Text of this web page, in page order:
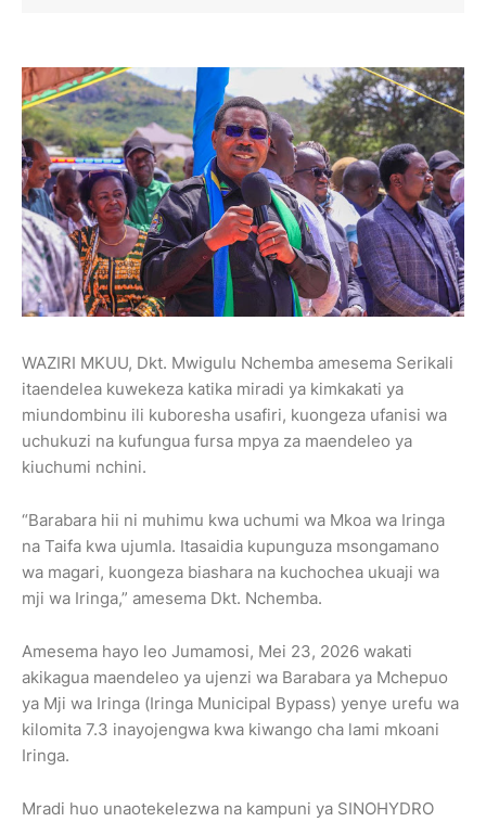
WAZIRI MKUU, Dkt. Mwigulu Nchemba amesema Serikali
itaendelea kuwekeza katika miradi ya kimkakati ya
miundombinu ili kuboresha usafiri, kuongeza ufanisi wa
uchukuzi na kufungua fursa mpya za maendeleo ya
kiuchumi nchini.
“Barabara hii ni muhimu kwa uchumi wa Mkoa wa Iringa
na Taifa kwa ujumla. Itasaidia kupunguza msongamano
wa magari, kuongeza biashara na kuchochea ukuaji wa
mji wa Iringa,” amesema Dkt. Nchemba.
Amesema hayo leo Jumamosi, Mei 23, 2026 wakati
akikagua maendeleo ya ujenzi wa Barabara ya Mchepuo
ya Mji wa Iringa (Iringa Municipal Bypass) yenye urefu wa
kilomita 7.3 inayojengwa kwa kiwango cha lami mkoani
Iringa.
Mradi huo unaotekelezwa na kampuni ya SINOHYDRO